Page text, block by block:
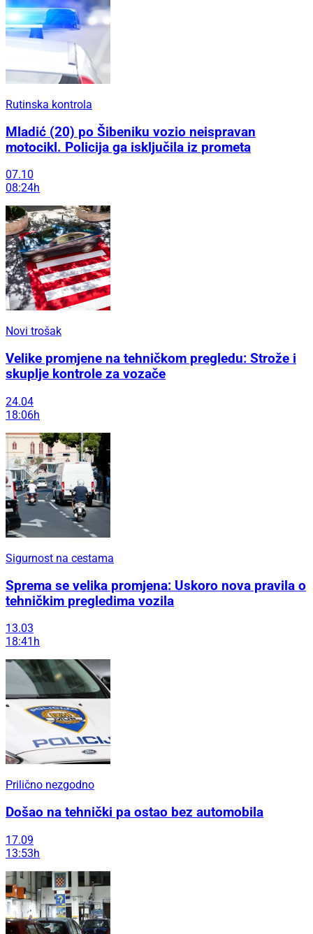
Rutinska kontrola
Mladić (20) po Šibeniku vozio neispravan
motocikl. Policija ga isključila iz prometa
07.10
08:24h
Novi trošak
Velike promjene na tehničkom pregledu: Strože i
skuplje kontrole za vozače
24.04
18:06h
Sigurnost na cestama
Sprema se velika promjena: Uskoro nova pravila o
tehničkim pregledima vozila
13.03
18:41h
Prilično nezgodno
Došao na tehnički pa ostao bez automobila
17.09
13:53h